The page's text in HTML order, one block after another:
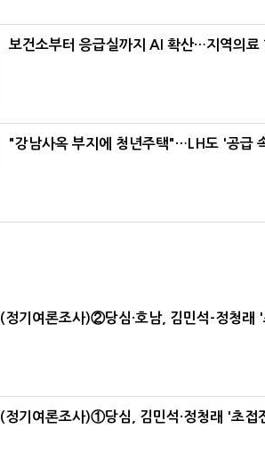
보건소부터 응급실까지 AI 확산…지역의료
"강남사옥 부지에 청년주택"…LH도 '공급
(정기여론조사)②당심·호남, 김민석-정청래
(정기여론조사)①당심, 김민석·정청래 '초